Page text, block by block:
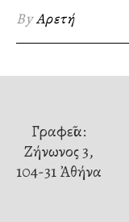
ByΑρετή
Γραφεῖα:
Ζήνωνος 3,
104-31 Ἀθήνα